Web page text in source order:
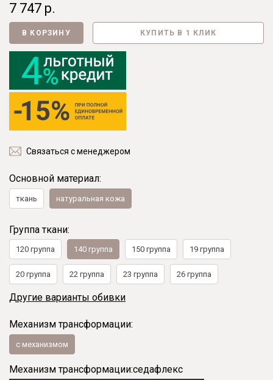
7 747 р.
В КОРЗИНУ КУПИТЬ В 1 КЛИК
Связаться с менеджером
Основной материал:
ткань натуральная кожа
Группа ткани:
120 группа 140 группа 150 группа 19 группа
20 группа 22 группа 23 группа 26 группа
Другие варианты обивки
Механизм трансформации:
с механизмом
Механизм трансформации:седафлекс